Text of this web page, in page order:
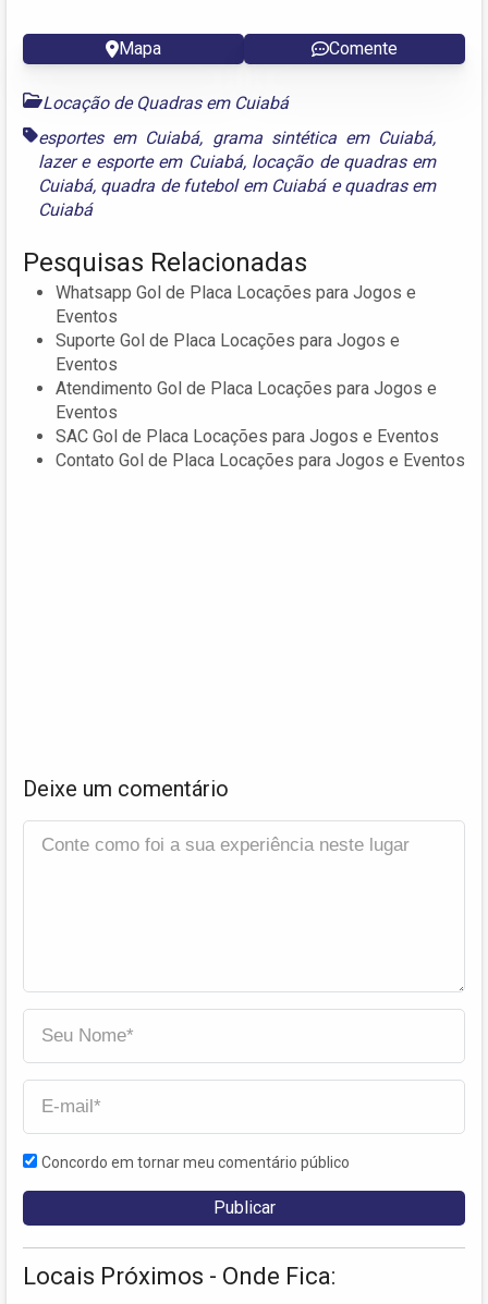
Mapa Comente
Locação de Quadras em Cuiabá
esportes em Cuiabá, grama sintética em Cuiabá,
lazer e esporte em Cuiabá, locação de quadras em
Cuiabá, quadra de futebol em Cuiabáequadras em
Cuiabá
Pesquisas Relacionadas
Whatsapp Gol de Placa Locações para Jogos e
Eventos
Suporte Gol de Placa Locações para Jogos e
Eventos
Atendimento Gol de Placa Locações para Jogos e
Eventos
SAC Gol de Placa Locações para Jogos e Eventos
Contato Gol de Placa Locações para Jogos e Eventos
Deixe um comentário
Concordo em tornar meu comentário público
Locais Próximos - Onde Fica: